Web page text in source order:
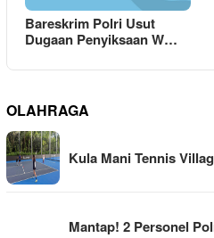
Bareskrim Polri Usut
Dugaan Penyiksaan W…
OLAHRAGA
Kula Mani Tennis
Mantap! 2 Personel